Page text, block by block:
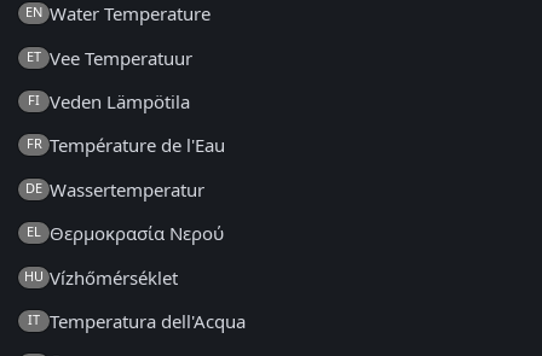
EN Water Temperature
ET Vee Temperatuur
FI Veden Lämpötila
FR Température de l'Eau
DE Wassertemperatur
EL Θερμοκρασία Νερού
HU Vízhőmérséklet
IT Temperatura dell'Acqua